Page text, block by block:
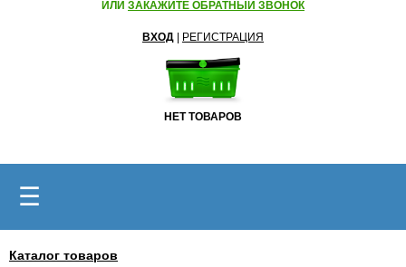
ИЛИ ЗАКАЖИТЕ ОБРАТНЫЙ ЗВОНОК
ВХОД РЕГИСТРАЦИЯ
НЕТ ТОВАРОВ
☰
Каталог товаров